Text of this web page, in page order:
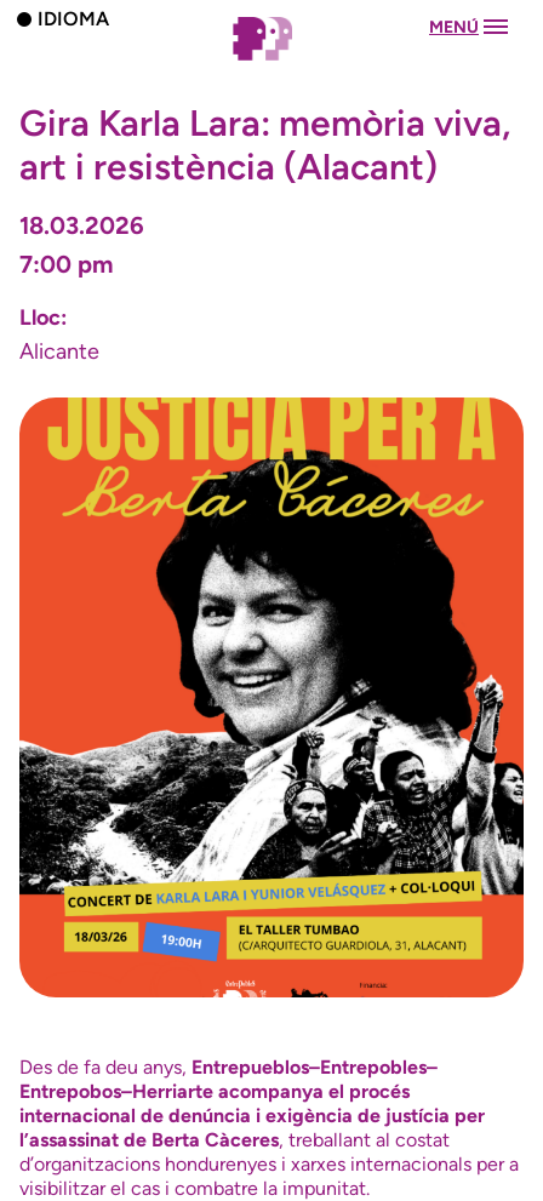
IDIOMA MENÚ
Gira Karla Lara: memòria viva,
art i resistència (Alacant)
18.03.2026
7:00 pm
Lloc:
Alicante
Des de fa deu anys, Entrepueblos–Entrepobles–
Entrepobos–Herriarte acompanya el procés
internacional de denúncia i exigència de justícia per
l’assassinat de Berta Càceres, treballant al costat
d’organitzacions hondurenyes i xarxes internacionals per a
visibilitzar el cas i combatre la impunitat.